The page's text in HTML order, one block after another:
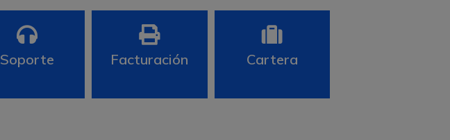
Soporte Facturación Cartera